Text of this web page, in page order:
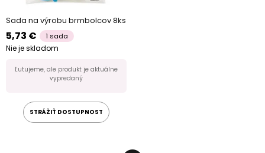
Sada na výrobu brmbolcov 8ks
5,73 € 1 sada
Nie je skladom
Ľutujeme, ale produkt je aktuálne
vypredaný
STRÁŽIŤ DOSTUPNOST